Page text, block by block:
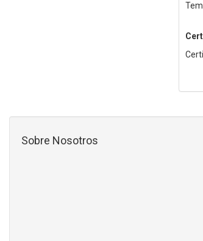
Sobre Nosotros